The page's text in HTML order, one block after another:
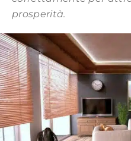
prosperità.